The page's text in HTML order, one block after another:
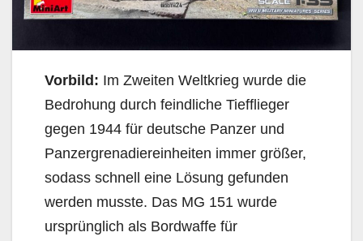
Vorbild: Im Zweiten Weltkrieg wurde die
Bedrohung durch feindliche Tiefflieger
gegen 1944 für deutsche Panzer und
Panzergrenadiereinheiten immer größer,
sodass schnell eine Lösung gefunden
werden musste. Das MG 151 wurde
ursprünglich als Bordwaffe für